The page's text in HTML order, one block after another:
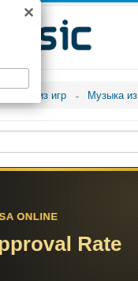
Музыка из игр Музыка